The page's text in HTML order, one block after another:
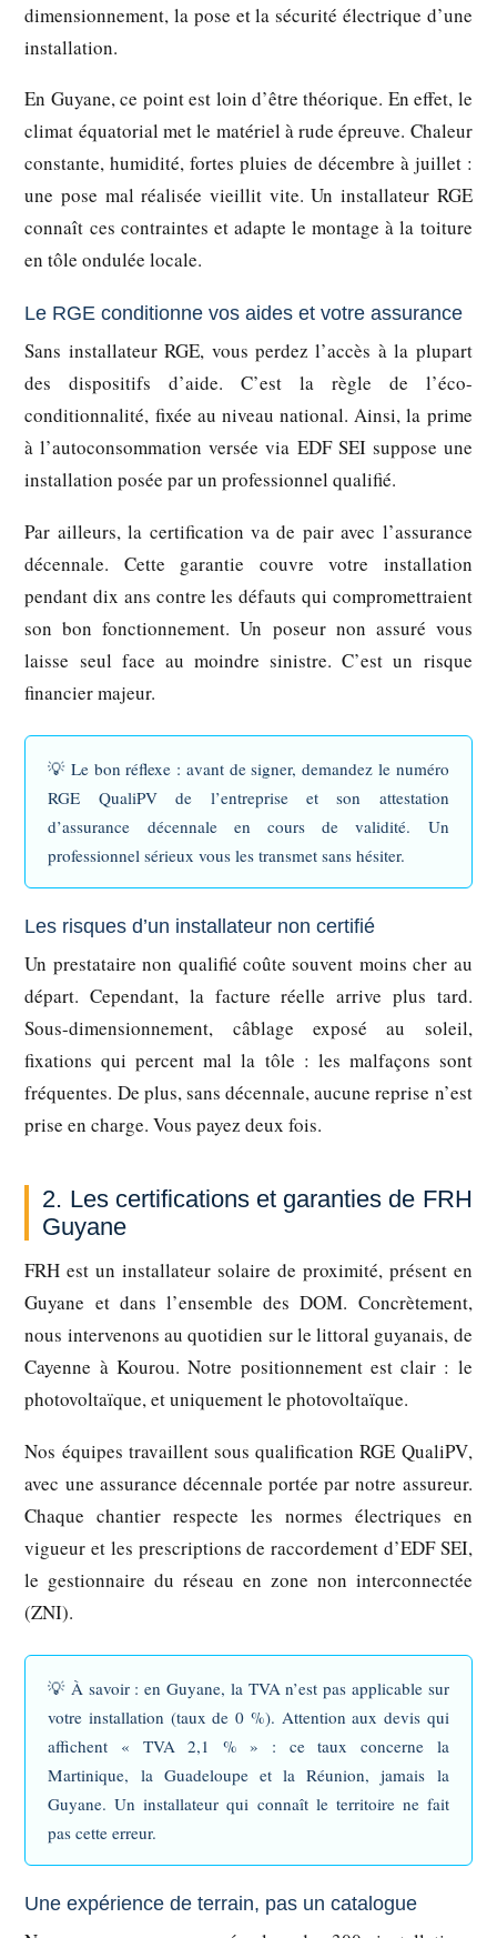
dimensionnement, la pose et la sécurité électrique d’une
installation.
En Guyane, ce point est loin d’être théorique. En effet, le
climat équatorial met le matériel à rude épreuve. Chaleur
constante, humidité, fortes pluies de décembre à juillet :
une pose mal réalisée vieillit vite. Un installateur RGE
connaît ces contraintes et adapte le montage à la toiture
en tôle ondulée locale.
Le RGE conditionne vos aides et votre assurance
Sans installateur RGE, vous perdez l’accès à la plupart
des dispositifs d’aide. C’est la règle de l’éco-
conditionnalité, fixée au niveau national. Ainsi, la prime
à l’autoconsommation versée via EDF SEI suppose une
installation posée par un professionnel qualifié.
Par ailleurs, la certification va de pair avec l’assurance
décennale. Cette garantie couvre votre installation
pendant dix ans contre les défauts qui compromettraient
son bon fonctionnement. Un poseur non assuré vous
laisse seul face au moindre sinistre. C’est un risque
financier majeur.
💡 Le bon réflexe : avant de signer, demandez le numéro
RGE QualiPV de l’entreprise et son attestation
d’assurance décennale en cours de validité. Un
professionnel sérieux vous les transmet sans hésiter.
Les risques d’un installateur non certifié
Un prestataire non qualifié coûte souvent moins cher au
départ. Cependant, la facture réelle arrive plus tard.
Sous-dimensionnement, câblage exposé au soleil,
fixations qui percent mal la tôle : les malfaçons sont
fréquentes. De plus, sans décennale, aucune reprise n’est
prise en charge. Vous payez deux fois.
2. Les certifications et garanties de FRH
Guyane
FRH est un installateur solaire de proximité, présent en
Guyane et dans l’ensemble des DOM. Concrètement,
nous intervenons au quotidien sur le littoral guyanais, de
Cayenne à Kourou. Notre positionnement est clair : le
photovoltaïque, et uniquement le photovoltaïque.
Nos équipes travaillent sous qualificationRGE QualiPV,
avec une assurance décennale portée par notre assureur.
Chaque chantier respecte les normes électriques en
vigueur et les prescriptions de raccordement d’EDF SEI,
le gestionnaire du réseau en zone non interconnectée
(ZNI).
💡 À savoir : en Guyane, la TVA n’est pas applicable sur
votre installation (taux de 0 %). Attention aux devis qui
affichent « TVA 2,1 % » : ce taux concerne la
Martinique, la Guadeloupe et la Réunion, jamais la
Guyane. Un installateur qui connaît le territoire ne fait
pas cette erreur.
Une expérience de terrain, pas un catalogue